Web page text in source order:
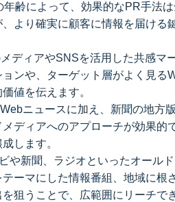
齢によって、効果的なPR手法
より確実に顧客に情報を届ける
ディアやSNSを活用した共感マ
ンや、ターゲット層がよく見る
値を伝えます。
ニュースに加え、新聞の地方
ディアへのアプローチが効果的
します。
や新聞、ラジオといったオール
ーマにした情報番組、地域に根
狙うことで、広範囲にリーチで